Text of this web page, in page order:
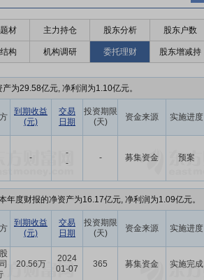
材 主力持仓 股东分析 股东户数
构 机构调研 委托理财 股东增减持
为29.58亿元, 净利润为1.10亿元。
到期收益
(元)
交易
日期
投资期限
(天)
资金来源 实施进度
-
-
-
- 募集资金 预案
年度财报的净资产为16.17亿元, 净利润为1.09亿元。
到期收益
(元)
交易
日期
投资期限
(天)
资金来源 实施进度
20.56万
2024
01-07
365 募集资金 实施完成